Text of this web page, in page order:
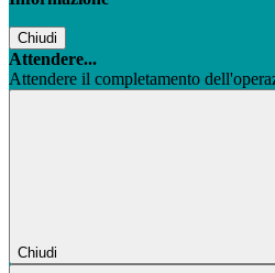
Chiudi
Attendere...
Attendere il completamento
Chiudi